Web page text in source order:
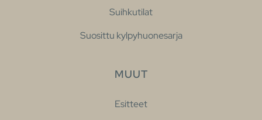
Suihkutilat
Suosittu kylpyhuonesarja
MUUT
Esitteet